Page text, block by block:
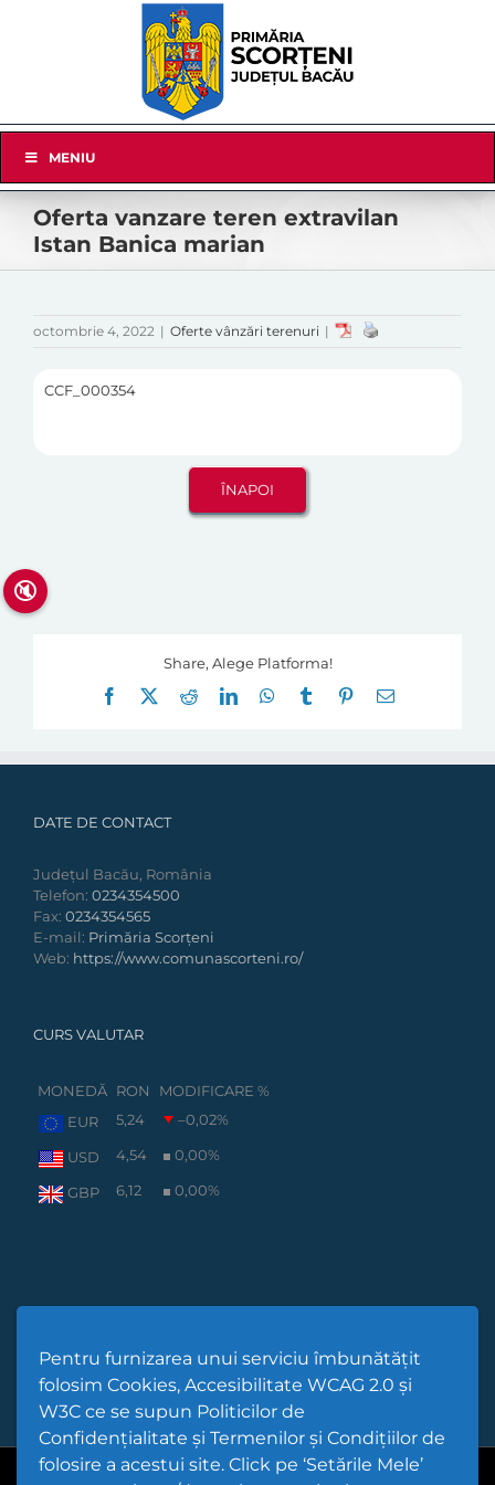
Pentru furnizarea unui serviciu îmbunătățit
folosim Cookies, Accesibilitate WCAG 2.0 și
W3C ce se supun Politicilor de
Confidențialitate și Termenilor și Condițiilor de
folosire a acestui site. Click pe ‘Setările Mele’
Navigation
MENIU
Oferta vanzare teren extravilan
Istan Banica marian
octombrie 4, 2022 | Oferte vânzări terenuri |
CCF_000354
Share, Alege Platforma!
Facebook
RedditLinkedInWhatsApp
Tumblr Pinterest
E-
DATE DE CONTACT
Județul Bacău, România
Telefon: 0234354500
Fax: 0234354565
E-mail: Primăria Scorțeni
Web: https://www.comunascorteni.ro/
CURS VALUTAR
MONEDĂ RON
MODIFICARE %
EUR
5,24 –0,02%
USD 4,54 0,00%
GBP 6,12 0,00%
Cod Județ 4 | Județul Bacău | Tipul UAT - 14 - C - Comună |
🔇